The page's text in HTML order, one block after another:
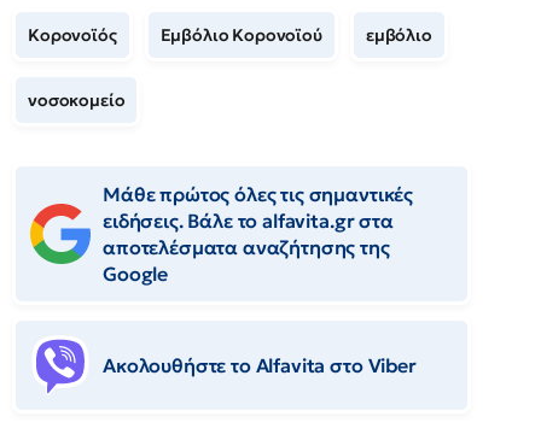
Κορονοϊός Εμβόλιο Κορονοϊού εμβόλιο
νοσοκομείο
Μάθε πρώτος όλες τις σημαντικές
ειδήσεις. Βάλε το alfavita.gr στα
αποτελέσματα αναζήτησης της
Google
Ακολουθήστε το Αlfavita στο Viber